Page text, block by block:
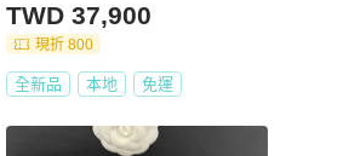
TWD 37,900
現折 800
全新品 本地 免運